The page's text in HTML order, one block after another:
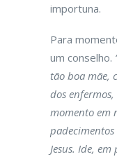
importuna.
Para
um conselho.
tão boa mãe,
dos
momento em
padecimentos
Jesus. Ide,